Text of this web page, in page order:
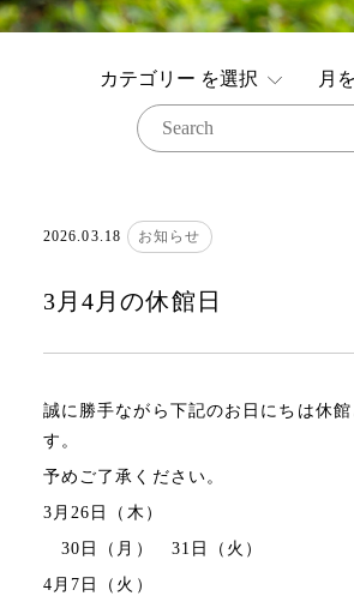
よくある質問
和婚プラン
満月からのお知らせ
検
索
2026.03.18 お知らせ
3月4月の休館日
誠に勝手ながら下記のお日にちは休館
す。
予めご了承ください。
3月26日（木）
30日（月） 31日（火）
4月7日（火）